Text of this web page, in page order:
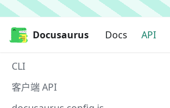
Docusaurus Docs API
Docusaurus
CLI
客户端 API